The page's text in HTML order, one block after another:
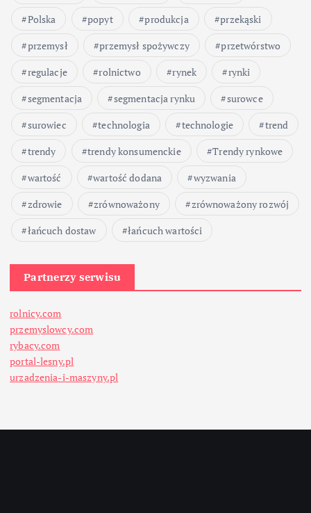
Polska
popyt produkcja
przekąski
przemysł
przemysł spożywczy
przetwórstwo
regulacje
rolnictwo rynek
rynki
segmentacja
segmentacja rynku
surowce
surowiec
technologia technologie
trend
trendy
trendy konsumenckie
Trendy rynkowe
wartość
wartość dodana
wyzwania
zdrowie
zrównoważony
zrównoważony rozwój
łańcuch dostaw
łańcuch wartości
Partnerzy serwisu
rolnicy.com
przemyslowcy.com
rybacy.com
portal-lesny.pl
urzadzenia-i-maszyny.pl